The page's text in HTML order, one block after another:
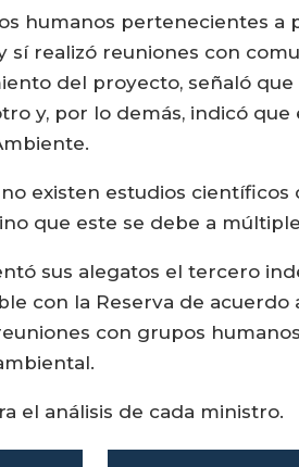
humanos pertenecientes a
sí realizó reuniones con
del proyecto, señaló
y, por lo demás, indicó
no existen estudios
que este se debe a
sus alegatos el tercero
con la Reserva de
con grupos
el análisis de cada ministro.